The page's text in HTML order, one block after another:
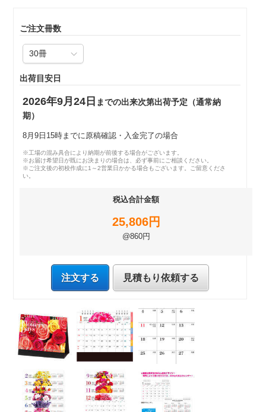
ご注文冊数
出荷目安日
2026年9月24日 までの出来次第出荷予定（通常納
期）
8月9日15時までに原稿確認・入金完了の場合
※工場の混み具合により納期が前後する場合がございます。
※お届け希望日が既にお決まりの場合は、必ず事前にご相談ください。
※ご注文後の初校作成に1～2営業日かかる場合もございます。ご留意くださ
い。
税込合計金額
25,806円
@860円
注文する 見積もり依頼する